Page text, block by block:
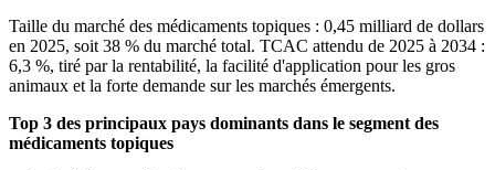
Taille du marché des médicaments topiques : 0,45 milliard de dollars
en 2025, soit 38 % du marché total. TCAC attendu de 2025 à 2034 :
6,3 %, tiré par la rentabilité, la facilité d'application pour les gros
animaux et la forte demande sur les marchés émergents.
Top 3 des principaux pays dominants dans le segment des
médicaments topiques